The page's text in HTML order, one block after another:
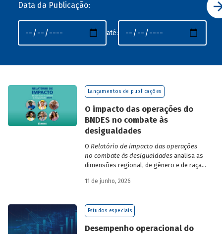
Data da Publicação:
até:
Lançamentos de publicações
O impacto das operações do
BNDES no combate às
desigualdades
O Relatório de impacto das operações
no combate às desigualdadesanalisa as
dimensões regional, de gênero e de raça,
desigualdade de renda no Brasil, no
BNDES.
11 de junho, 2026
Estudos especiais
Desempenho operacional do